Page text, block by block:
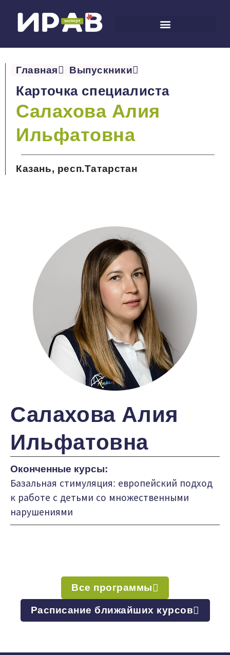
Главная Выпускники
Карточка специалиста
Салахова Алия
Ильфатовна
Казань, респ.Татарстан
Салахова Алия
Ильфатовна
Оконченные курсы:
Базальная стимуляция: европейский подход
к работе с детьми со множественными
нарушениями
Все программы
Расписание ближайших курсов